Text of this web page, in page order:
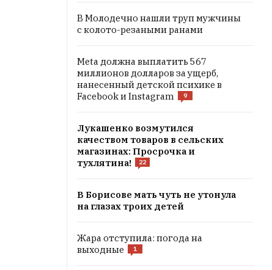
В Молодечно нашли труп мужчины
с колото-резаными ранами
Meta должна выплатить 567
миллионов долларов за ущерб,
нанесенный детской психике в
Facebook и Instagram
9
Лукашенко возмутился
качеством товаров в сельских
магазинах: Просрочка и
тухлятина!
22
В Борисове мать чуть не утонула
на глазах троих детей
Жара отступила: погода на
выходные
1